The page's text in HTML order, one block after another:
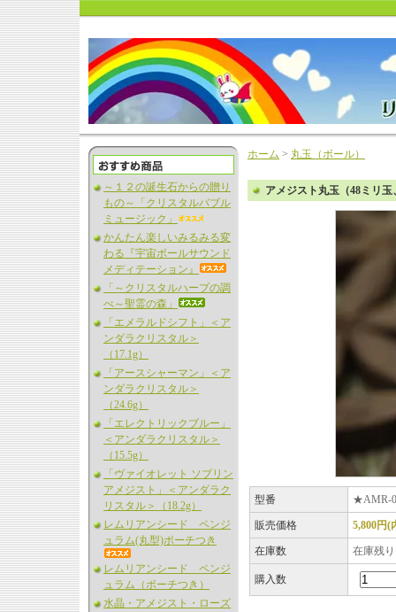
～１２の誕生石からの贈り
もの～「クリスタルバブル
ミュージック」
かんたん楽しいみるみる変
わる『宇宙ボールサウンド
メディテーション』
「～クリスタルハープの調
べ～聖霊の森」
「エメラルドシフト」＜ア
ンダラクリスタル＞
（17.1g）
「アースシャーマン」＜ア
ンダラクリスタル＞
（24.6g）
「エレクトリックブルー」
＜アンダラクリスタル＞
（15.5g）
「ヴァイオレット ソブリン
アメジスト」＜アンダラク
リスタル＞（18.2g）
レムリアンシード ペンジ
ュラム(丸型)ポーチつき
レムリアンシード ペンジ
ュラム（ポーチつき）
水晶・アメジスト・ローズ
ホーム > 丸玉（ボール）
アメジスト丸玉（48ミリ
型番 ★AMR-
販売価格 5,800円(
在庫数 在庫残
購入数